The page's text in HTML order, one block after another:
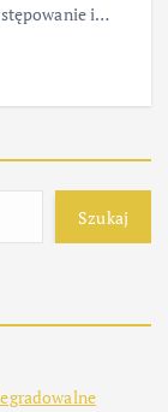
i…
Szukaj